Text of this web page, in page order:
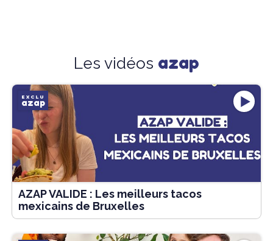
Les vidéos azap
EXCLU
azap
AZAP VALIDE : Les meilleurs tacos
mexicains de Bruxelles